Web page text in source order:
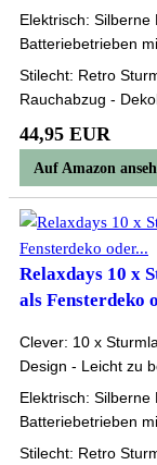
Elektrisch:
Batteriebetrieben
Stilecht: Retro
Rauchabzug -
44,95 EUR
Auf Amazon
Relaxdays 10 x
als Fensterdeko
Clever: 10 x
Design - Leicht zu
Elektrisch:
Batteriebetrieben
Stilecht: Retro